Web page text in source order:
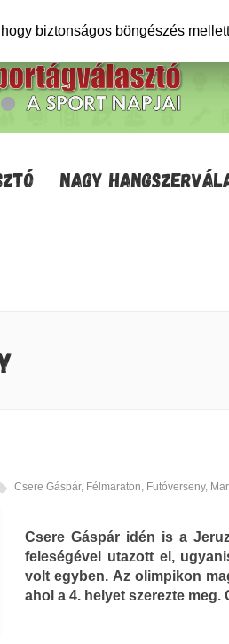
NAGY
Csere Gáspár, Félmaraton, Futóverseny,
Csere Gáspár idén is a
feleségével utazott el,
volt egyben. Az olimpikon
ahol a 4. helyet szerezte meg.
biztonságos böngészés